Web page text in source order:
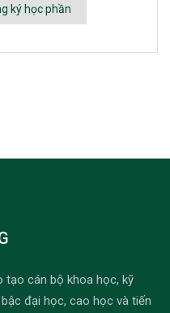
ký học phần
tạo cán bộ khoa học, kỹ
đại học, cao học và tiến